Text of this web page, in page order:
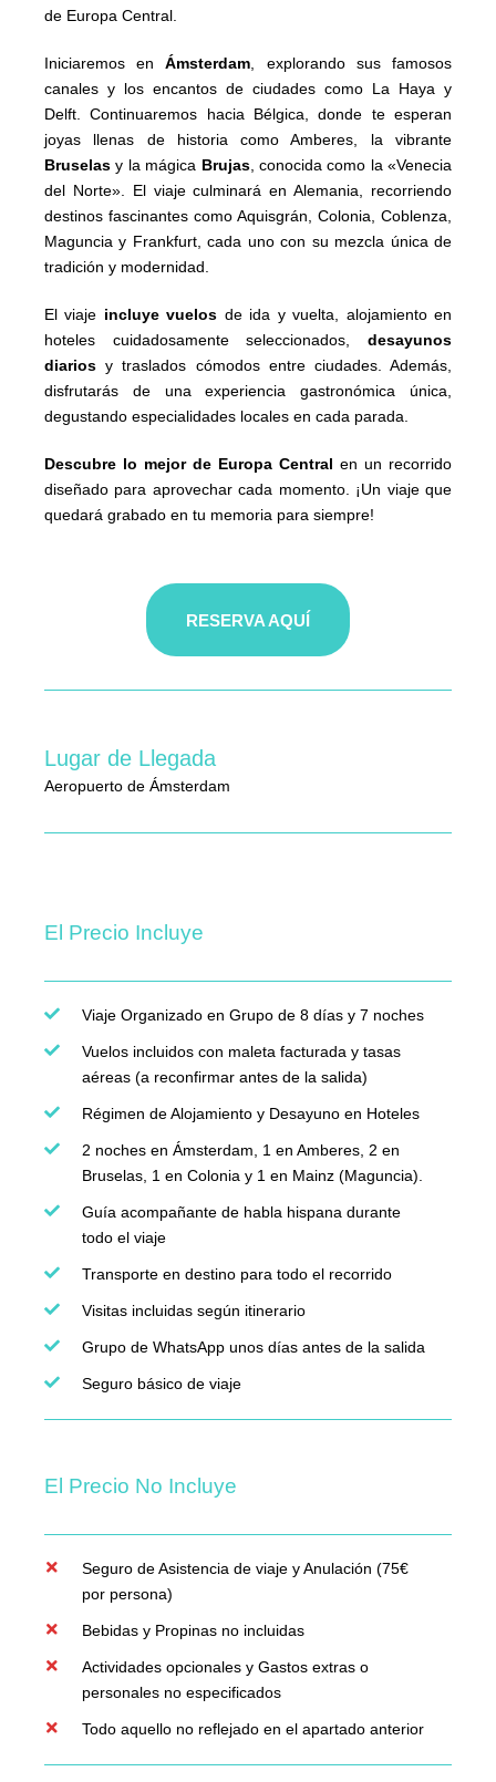
de Europa Central.
Iniciaremos enÁmsterdam , explorando sus famosos
canales y los encantos de ciudades como La Haya y
Delft. Continuaremos hacia Bélgica, donde te esperan
joyas llenas de historia como Amberes, la vibrante
Bruselas y la mágica Brujas, conocida como la «Venecia
del Norte». El viaje culminará en Alemania, recorriendo
destinos fascinantes como Aquisgrán, Colonia, Coblenza,
Maguncia y Frankfurt, cada uno con su mezcla única de
tradición y modernidad.
El viaje incluye vuelos de ida y vuelta, alojamiento en
hoteles cuidadosamente seleccionados, desayunos
diarios y traslados cómodos entre ciudades. Además,
disfrutarás de una experiencia gastronómica única,
degustando especialidades locales en cada parada.
Descubre lo mejor de Europa Central en un recorrido
diseñado para aprovechar cada momento. ¡Un viaje que
quedará grabado en tu memoria para siempre!
RESERVA AQUÍ
Lugar de Llegada
Aeropuerto de Ámsterdam
El Precio Incluye
Viaje Organizado en Grupo de 8 días y 7 noches
Vuelos incluidos con maleta facturada y tasas
aéreas (a reconfirmar antes de la salida)
Régimen de Alojamiento y Desayuno en Hoteles
2 noches en Ámsterdam, 1 en Amberes, 2 en
Bruselas, 1 en Colonia y 1 en Mainz (Maguncia).
Guía acompañante de habla hispana durante
todo el viaje
Transporte en destino para todo el recorrido
Visitas incluidas según itinerario
Grupo de WhatsApp unos días antes de la salida
Seguro básico de viaje
El Precio No Incluye
Seguro de Asistencia de viaje y Anulación (75€
por persona)
Bebidas y Propinas no incluidas
Actividades opcionales y Gastos extras o
personales no especificados
Todo aquello no reflejado en el apartado anterior